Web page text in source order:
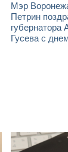
Мэр
Петрин
губернатора
Гусева с